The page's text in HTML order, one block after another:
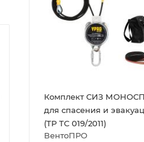
Комплект СИЗ
для спасения и
(ТР ТС 019/2011)
ВентоПРО